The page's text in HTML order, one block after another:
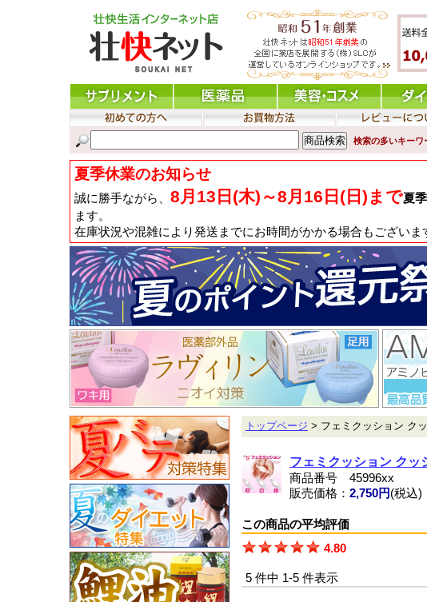
検索の多いキー
夏季休業のお知らせ
誠に勝手ながら、 8月13日(木)～8月16日(日)まで夏
ます。
在庫状況や混雑により発送までにお時間がかかる場合もございま
トップページ > フェミクッション ク
フェミクッション クッ
商品番号 45996xx
販売価格： 2,750円(税込)
この商品の平均評価
4.80
5 件中 1-5 件表示